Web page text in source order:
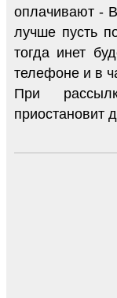
оплачивают -
лучше пусть
тогда инет
телефоне и в
При
приостановит